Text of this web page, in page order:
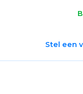
Stel een